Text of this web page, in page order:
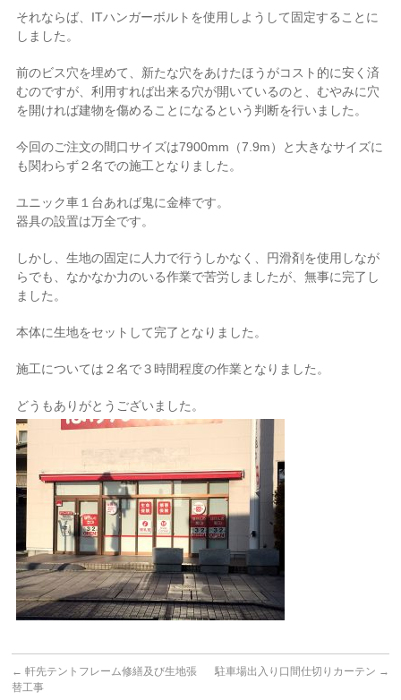
それならば、ITハンガーボルトを使用しようして固定することに
しました。
前のビス穴を埋めて、新たな穴をあけたほうがコスト的に安く済
むのですが、利用すれば出来る穴が開いているのと、むやみに穴
を開ければ建物を傷めることになるという判断を行いました。
今回のご注文の間口サイズは7900mm（7.9m）と大きなサイズに
も関わらず２名での施工となりました。
ユニック車１台あれば鬼に金棒です。
器具の設置は万全です。
しかし、生地の固定に人力で行うしかなく、円滑剤を使用しなが
らでも、なかなか力のいる作業で苦労しましたが、無事に完了し
ました。
本体に生地をセットして完了となりました。
施工については２名で３時間程度の作業となりました。
どうもありがとうございました。
← 軒先テントフレーム修繕及び生地張
替工事
駐車場出入り口間仕切りカーテン →